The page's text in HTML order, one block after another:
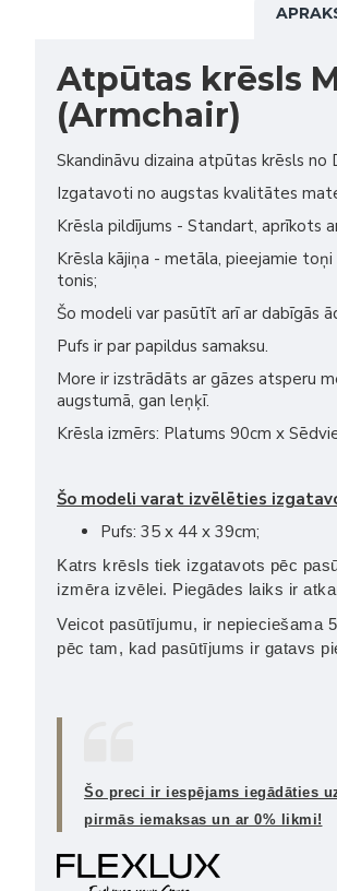
Atpūtas krēsls
(Armchair)
Skandināvu dizaina atpūtas krēsls no
Izgatavoti no augstas kvalitātes
Krēsla pildījums - Standart, aprīkots
Krēsla kājiņa - metāla, pieejamie
tonis;
Šo modeli var pasūtīt arī ar dabīgās
Pufs ir par papildus samaksu.
More ir izstrādāts ar gāzes atsperu
augstumā, gan leņķī.
Krēsla izmērs: Platums 90cm x
Šo modeli varat izvēlēties
Pufs: 35 x 44 x 39cm;
Katrs krēsls tiek izgatavots pēc
izmēra izvēlei. Piegādes laiks ir
Veicot pasūtījumu, ir nepieciešama
pēc tam, kad pasūtījums ir gatavs
Šo preci ir iespējams iegādāties
pirmās iemaksas un ar 0% likmi!